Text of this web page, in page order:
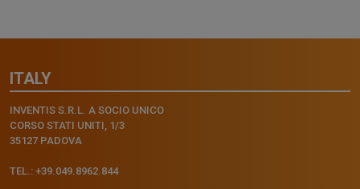
ITALY
INVENTIS S.R.L. A SOCIO UNICO
CORSO STATI UNITI, 1/3
35127 PADOVA
TEL.: +39.049.8962.844